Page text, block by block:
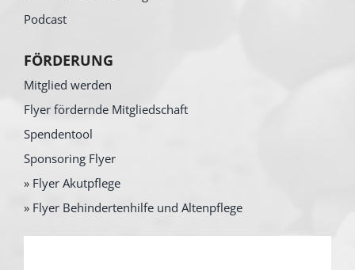
Podcast
FÖRDERUNG
Mitglied werden
Flyer fördernde Mitgliedschaft
Spendentool
Sponsoring Flyer
» Flyer Akutpflege
» Flyer Behindertenhilfe und Altenpflege